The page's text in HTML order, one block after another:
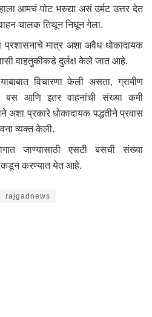
आमचं पोट भरुद्या असं उर्मट उत्तर देत
चालक तिथून निघून गेला.
प्रशासनाचे मात्र अशा अवैध धोकादायक
वाहतुकीकडे दुर्लक्ष केले जात आहे.
विचारणा केली असता, ग्रामीण
बस आणि इतर वाहनांची संख्या कमी
अशा प्रकारे धोकादायक पद्धतीने प्रवास
व्यक्त केली.
जाण्यासाठी एसटी बसची संख्या
करण्यात येत आहे.
rajgadnews